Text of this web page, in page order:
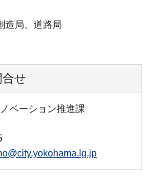
局、道路局
せ
ベーション推進課